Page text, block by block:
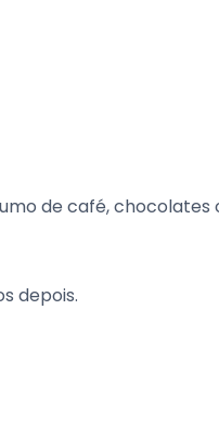
de café, chocolates
depois.